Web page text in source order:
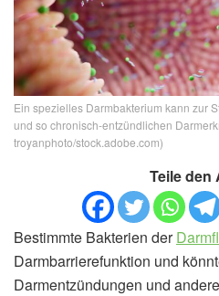
Ein spezielles Darmbakterium kann zur
und so chronisch-entzündlichen
troyanphoto/stock.adobe.com)
Teile den
Bestimmte Bakterien der
Darmbarrierefunktion und
Darmentzündungen und